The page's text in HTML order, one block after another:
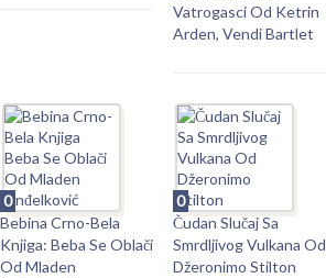
Vatrogasci Od Ketrin
Arden, Vendi Bartlet
0
Bebina Crno-Bela
Knjiga: Beba Se Oblači
Od Mladen
0
Čudan Slučaj Sa
Smrdljivog Vulkana Od
Džeronimo Stilton